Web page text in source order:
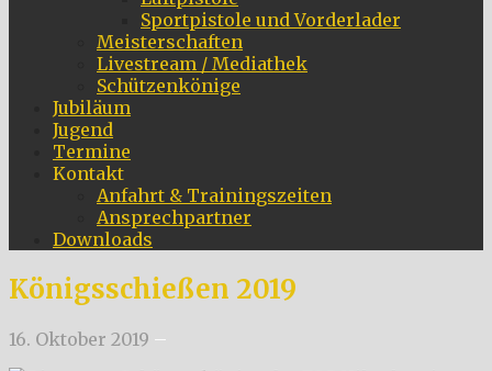
Sportpistole und Vorderlader
Meisterschaften
Livestream / Mediathek
Schützenkönige
Jubiläum
Jugend
Termine
Kontakt
Anfahrt & Trainingszeiten
Ansprechpartner
Downloads
Königsschießen 2019
16. Oktober 2019 –